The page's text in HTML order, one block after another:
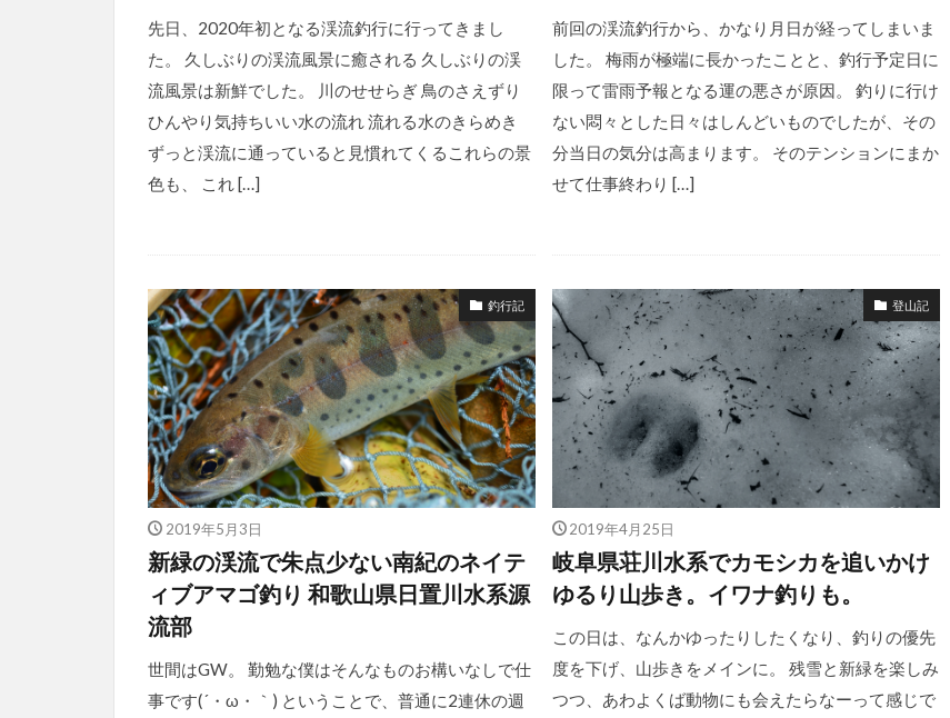
先日、2020年初となる渓流釣行に行ってきまし
た。 久しぶりの渓流風景に癒される 久しぶりの渓
流風景は新鮮でした。 川のせせらぎ 鳥のさえずり
ひんやり気持ちいい水の流れ 流れる水のきらめき
ずっと渓流に通っていると見慣れてくるこれらの景
色も、 これ […]
前回の渓流釣行から、かなり月日が経ってしまいま
した。 梅雨が極端に長かったことと、釣行予定日に
限って雷雨予報となる運の悪さが原因。 釣りに行け
ない悶々とした日々はしんどいものでしたが、その
分当日の気分は高まります。 そのテンションにまか
せて仕事終わり […]
釣行記
2019年5月3日
新緑の渓流で朱点少ない南紀のネイテ
ィブアマゴ釣り 和歌山県日置川水系源
流部
世間はGW。 勤勉な僕はそんなものお構いなしで仕
事です(´・ω・｀) ということで、普通に2連休の週
登山記
2019年4月25日
岐阜県荘川水系でカモシカを追いかけ
ゆるり山歩き。イワナ釣りも。
この日は、なんかゆったりしたくなり、釣りの優先
度を下げ、山歩きをメインに。 残雪と新緑を楽しみ
つつ、あわよくば動物にも会えたらなーって感じで